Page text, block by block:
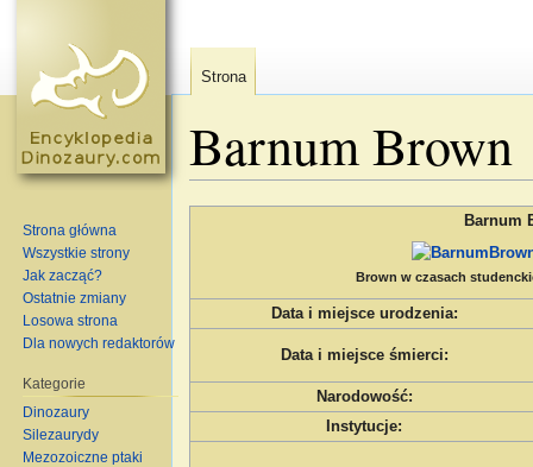
Barnum Brown
Barnum
Brown w czasach
Data i miejsce urodzenia:
Data i miejsce śmierci:
Narodowość:
Instytucje:
Strona
Strona główna
Wszystkie strony
Jak zacząć?
Ostatnie zmiany
Losowa strona
Dla nowych redaktorów
Kategorie
Dinozaury
Silezaurydy
Mezozoiczne ptaki